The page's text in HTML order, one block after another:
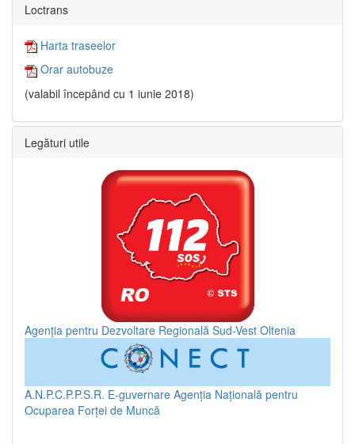
Loctrans
Harta traseelor
Orar autobuze
(valabil începând cu 1 iunie 2018)
Legături utile
Agenția pentru Dezvoltare Regională Sud-Vest Oltenia
A.N.P.C.P.P.S.R. E-guvernare Agenția Națională pentru
Ocuparea Forței de Muncă